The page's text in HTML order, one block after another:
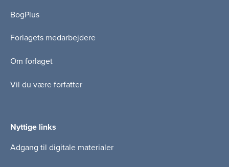
BogPlus
Forlagets medarbejdere
Om forlaget
Vil du være forfatter
Nyttige links
Adgang til digitale materialer